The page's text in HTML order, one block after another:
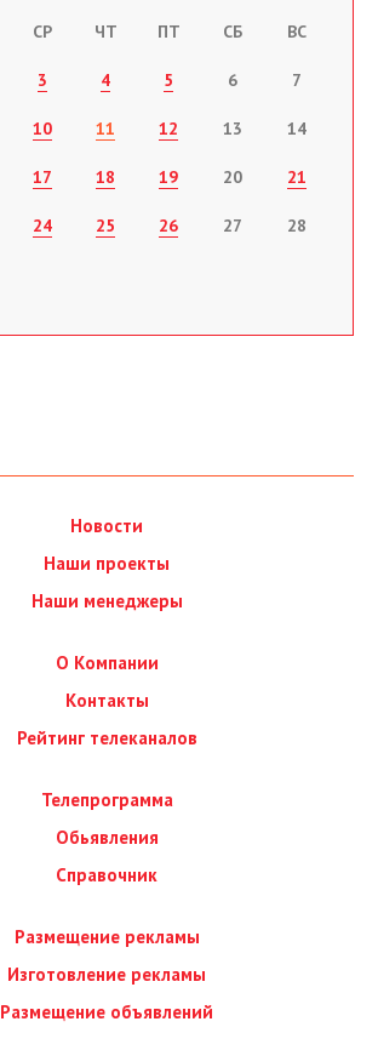
СР ЧТ ПТ СБ ВС
3 4 5 6 7
10 11 12 13 14
17 18 19 20 21
24 25 26 27 28
Новости
Наши проекты
Наши менеджеры
О Компании
Контакты
Рейтинг телеканалов
Телепрограмма
Обьявления
Справочник
Размещение рекламы
Изготовление рекламы
Размещение объявлений